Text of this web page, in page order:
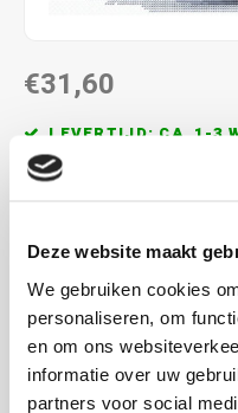
Deze website maakt
We gebruiken cookies
personaliseren, om
en om ons
informatie over uw
partners voor social
€31,60
LEVERTIJD: CA. 1-3
ca. 27 27.5 cm
telpatroonLees meer